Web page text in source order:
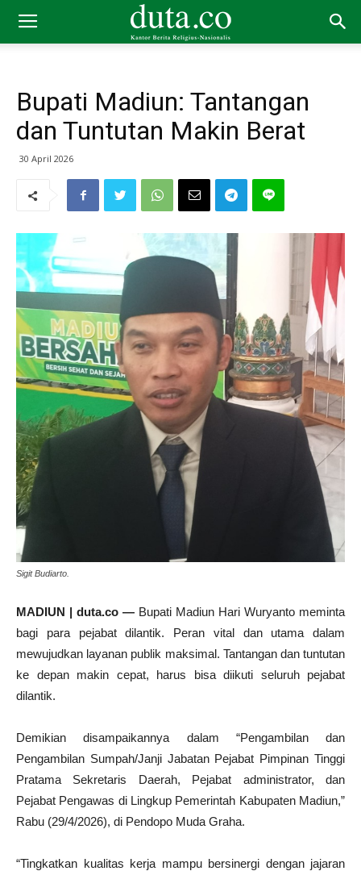
Bupati Madiun: Tantangan
dan Tuntutan Makin Berat
30 April 2026
Sigit Budiarto.
MADIUN | duta.co — Bupati Madiun Hari Wuryanto meminta
bagi para pejabat dilantik. Peran vital dan utama dalam
mewujudkan layanan publik maksimal. Tantangan dan tuntutan
ke depan makin cepat, harus bisa diikuti seluruh pejabat
dilantik.
Demikian disampaikannya dalam “Pengambilan dan
Pengambilan Sumpah/Janji Jabatan Pejabat Pimpinan Tinggi
Pratama Sekretaris Daerah, Pejabat administrator, dan
Pejabat Pengawas di Lingkup Pemerintah Kabupaten Madiun,”
Rabu (29/4/2026), di Pendopo Muda Graha.
“Tingkatkan kualitas kerja mampu bersinergi dengan jajaran